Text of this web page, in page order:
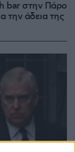
bar στην Πάρο
την άδεια της